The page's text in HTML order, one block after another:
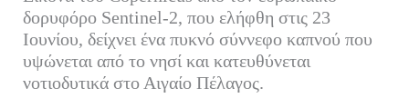
δορυφόρο Sentinel-2, που ελήφθη στις 23
Ιουνίου, δείχνει ένα πυκνό σύννεφο καπνού που
υψώνεται από το νησί και κατευθύνεται
νοτιοδυτικά στο Αιγαίο Πέλαγος.